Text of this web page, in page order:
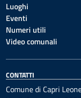
Luoghi
Eventi
Numeri utili
Video comunali
CONTATTI
Comune di Capri